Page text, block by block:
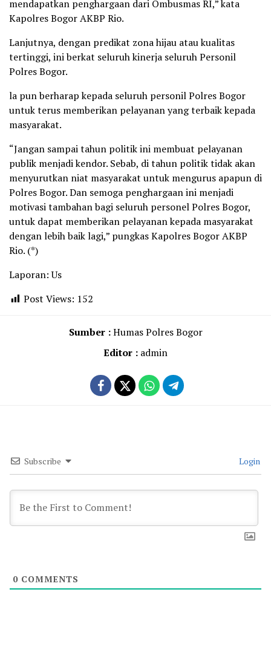
mendapatkan penghargaan dari Ombusmas RI,” kata
Kapolres Bogor AKBP Rio.
Lanjutnya, dengan predikat zona hijau atau kualitas
tertinggi, ini berkat seluruh kinerja seluruh Personil
Polres Bogor.
la pun berharap kepada seluruh personil Polres Bogor
untuk terus memberikan pelayanan yang terbaik kepada
masyarakat.
“Jangan sampai tahun politik ini membuat pelayanan
publik menjadi kendor. Sebab, di tahun politik tidak akan
menyurutkan niat masyarakat untuk mengurus apapun di
Polres Bogor. Dan semoga penghargaan ini menjadi
motivasi tambahan bagi seluruh personel Polres Bogor,
untuk dapat memberikan pelayanan kepada masyarakat
dengan lebih baik lagi,” pungkas Kapolres Bogor AKBP
Rio. (*)
Laporan: Us
Post Views: 152
Sumber :Humas Polres Bogor
Editor : admin
Subscribe Login
0 COMMENTS